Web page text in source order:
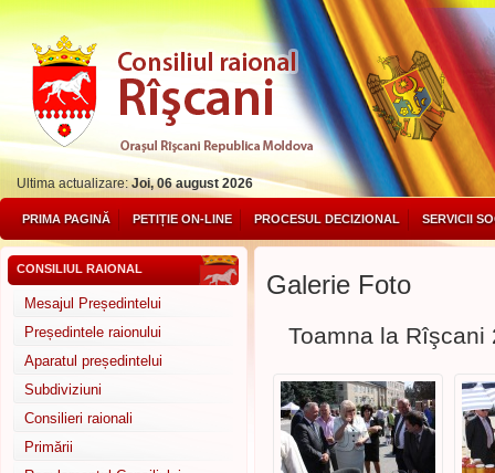
Ultima actualizare:Joi, 06 august 2026
PRIMA PAGINĂ PETIȚIE ON-LINE PROCESUL DECIZIONAL SERVICII
CONSILIUL RAIONAL
Mesajul Președintelui
Președintele raionului
Aparatul președintelui
Subdiviziuni
Consilieri raionali
Primării
Galerie Foto
Toamna la Rîşcani